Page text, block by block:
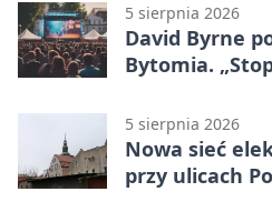
5 sierpnia 2026
David Byrne
Bytomia.
5 sierpnia 2026
Nowa sieć
przy ulicach